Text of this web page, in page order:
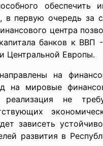
обеспечить
в первую очередь за
центра
банков к ВВП
Центральной Европы.
на
на мировые
не
зависеть
развития в